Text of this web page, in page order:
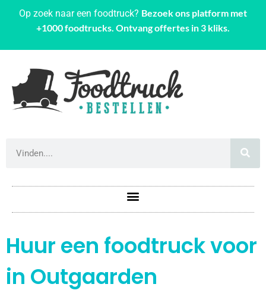
Op zoek naar een foodtruck? Bezoek ons platform met
+1000 foodtrucks. Ontvang offertes in 3 kliks.
Huur een foodtruck voor
in Outgaarden